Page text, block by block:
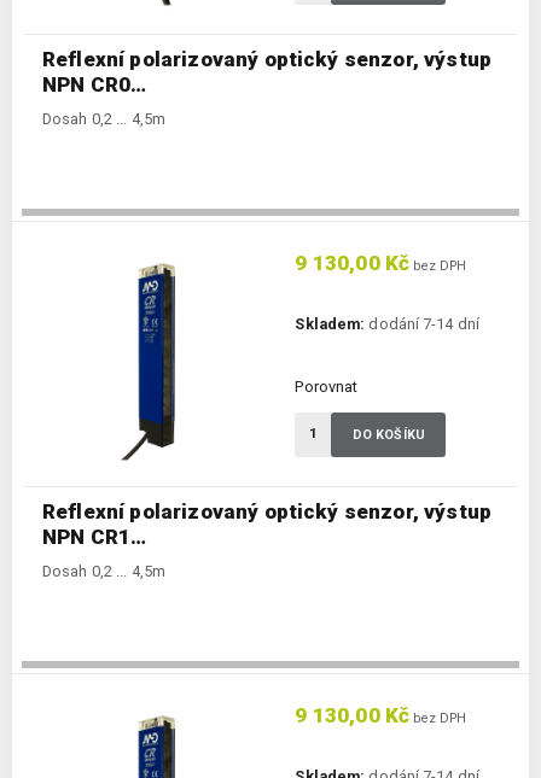
Reflexní polarizovaný optický senzor, výstup
NPN CR0…
Dosah 0,2 ... 4,5m
Reflexní polarizovaný optický senzor, výstup
NPN CR1…
Dosah 0,2 ... 4,5m
9 130,00 Kč bez DPH
Skladem: dodání 7-14 dní
Porovnat
DO KOŠÍKU
9 130,00 Kč bez DPH